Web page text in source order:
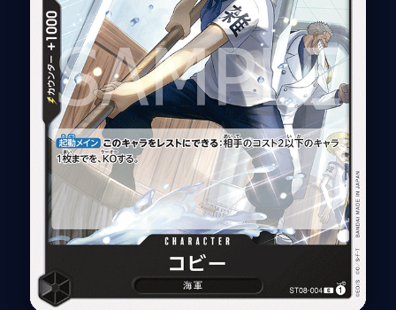
ทีวีออนไลน์
แนะนำรายการทีวี
อนิเมะ
ตารางออกอากาศอนิ
เมะ (คืนนี้)
ตารางออกอากาศอนิ
เมะ